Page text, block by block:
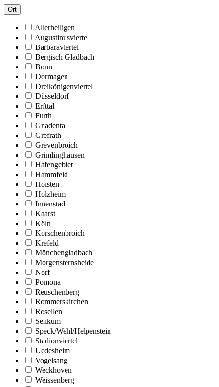
Ort
Allerheiligen
Augustinusviertel
Barbaraviertel
Bergisch Gladbach
Bonn
Dormagen
Dreikönigenviertel
Düsseldorf
Erfttal
Furth
Gnadental
Grefrath
Grevenbroich
Grimlinghausen
Hafengebiet
Hammfeld
Hoisten
Holzheim
Innenstadt
Kaarst
Köln
Korschenbroich
Krefeld
Mönchengladbach
Morgensternsheide
Norf
Pomona
Reuschenberg
Rommerskirchen
Rosellen
Selikum
Speck/Wehl/Helpenstein
Stadionviertel
Uedesheim
Vogelsang
Weckhoven
Weissenberg